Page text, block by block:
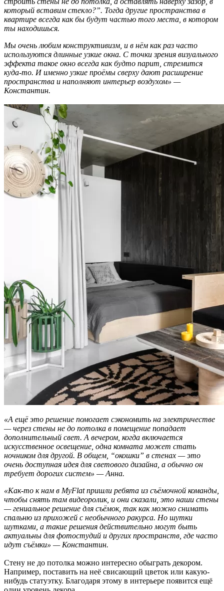
который вставим стекло?”. Тогда другие пространства в
квартире всегда как бы будут частью того места, в котором
ты находишься.
Мы очень любим конструктивизм, и в нём как раз часто
используются длинные узкие окна. С точки зрения визуального
эффекта такое окно всегда как будто парит, стремится
куда-то. И именно узкие проёмы сверху дают расширение
пространства и наполняют интерьер воздухом» —
Константин.
«А ещё это решение помогает сэкономить на электричестве
— через стены не до потолка в помещение попадает
дополнительный свет. А вечером, когда включается
искусственное освещение, одна комната может стать
ночником для другой. В общем, “окошки” в стенах — это
очень доступная идея для светового дизайна, а обычно он
требует дорогих систем» — Анна.
«Как-то к нам в MyFlat пришли ребята из съёмочной команды,
чтобы снять там видеоролик, и они сказали, это наши стены
— гениальное решение для съёмок, так как можно снимать
спальню из прихожей с необычного ракурса. Но шутки
шутками, а такие решения действительно могут быть
актуальны для фотостудий и других пространств, где часто
идут съёмки» — Константин.
Стену не до потолка можно интересно обыграть декором.
Например, поставить на неё свисающий цветок или какую-
нибудь статуэтку. Благодаря этому в интерьере появится ещё